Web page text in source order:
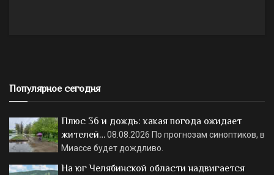
Популярное сегодня
Плюс 36 и дождь: какая погода ожидает
жителей…08.08.2026 По прогнозам синоптиков, в
Миассе будет дождливо.
На юг Челябинской области надвигается